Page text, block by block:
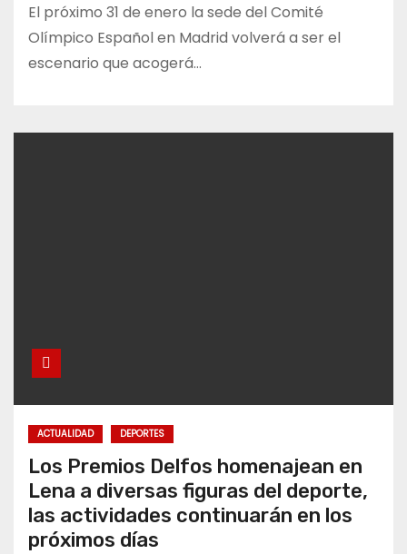
El próximo 31 de enero la sede del Comité
Olímpico Español en Madrid volverá a ser el
escenario que acogerá…
ACTUALIDAD DEPORTES
Los Premios Delfos homenajean en
Lena a diversas figuras del deporte,
las actividades continuarán en los
próximos días